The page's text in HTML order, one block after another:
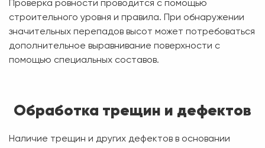
Проверка ровности проводится с помощью
строительного уровня и правила. При обнаружении
значительных перепадов высот может потребоваться
дополнительное выравнивание поверхности с
помощью специальных составов.
Обработка трещин и дефектов
Наличие трещин и других дефектов в основании